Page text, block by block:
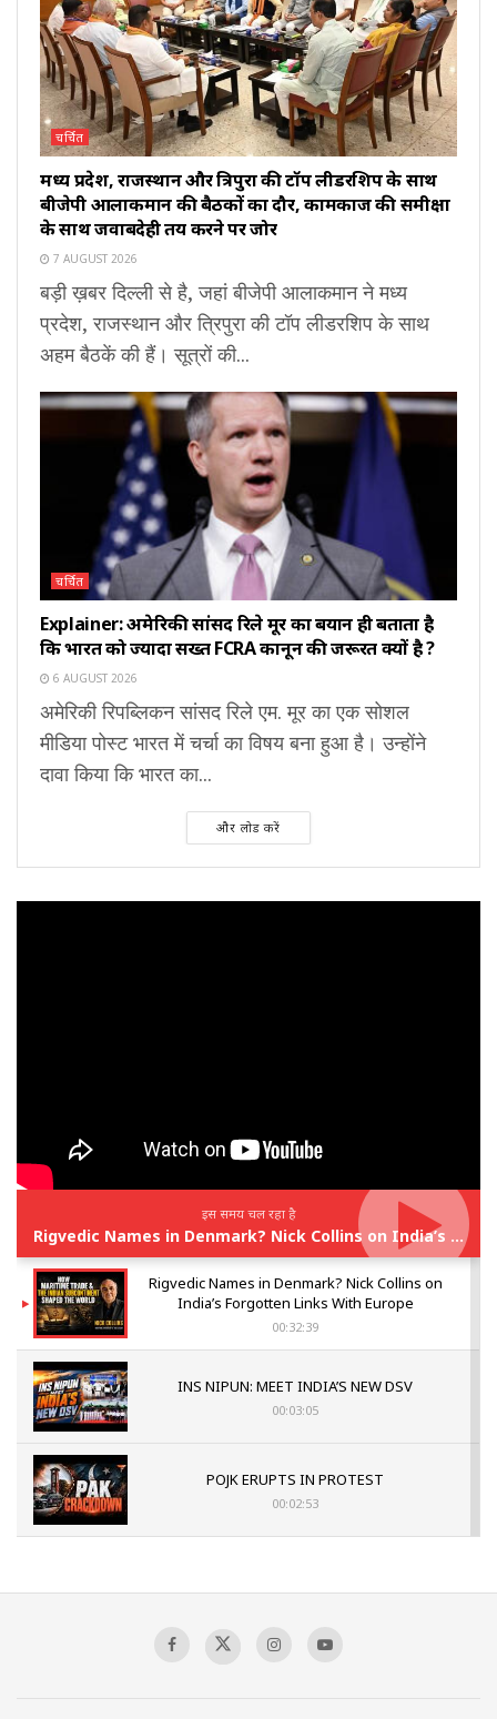
चर्चित
मध्य प्रदेश, राजस्थान और त्रिपुरा की टॉप लीडरशिप के साथ
बीजेपी आलाकमान की बैठकों का दौर, कामकाज की समीक्षा
के साथ जवाबदेही तय करने पर जोर
7 AUGUST 2026
बड़ी ख़बर दिल्ली से है, जहां बीजेपी आलाकमान ने मध्य
प्रदेश, राजस्थान और त्रिपुरा की टॉप लीडरशिप के साथ
अहम बैठकें की हैं। सूत्रों की...
चर्चित
Explainer: अमेरिकी सांसद रिले मूर का बयान ही बताता है
कि भारत को ज्यादा सख्त FCRA कानून की जरूरत क्यों है ?
6 AUGUST 2026
अमेरिकी रिपब्लिकन सांसद रिले एम. मूर का एक सोशल
मीडिया पोस्ट भारत में चर्चा का विषय बना हुआ है। उन्होंने
दावा किया कि भारत का...
और लोड करें
इस समय चल रहा है
Rigvedic Names in Denmark? Nick Collins on India’s Forgotten Links With Europe
Rigvedic Names in Denmark? Nick Collins on
India’s Forgotten Links With Europe
00:32:39
INS NIPUN: MEET INDIA’S NEW DSV
00:03:05
POJK ERUPTS IN PROTEST
00:02:53
Sagar